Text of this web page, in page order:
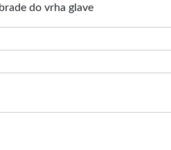
do vrha glave